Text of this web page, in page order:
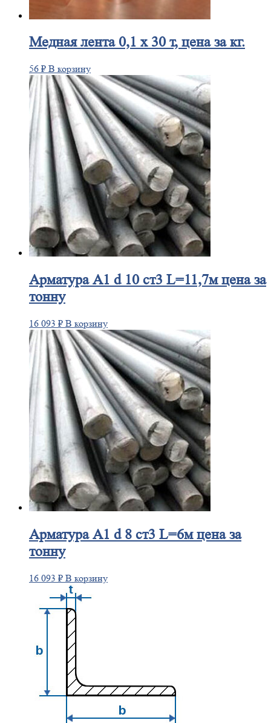
Меднаялента 0,1 х 30 т, цена за кг.
56 ₽ В корзину
АрматураА1 d 10 ст3 L=11,7м цена за
тонну
16 093 ₽ В корзину
АрматураА1 d 8 ст3 L=6м цена за
тонну
16 093 ₽ В корзину